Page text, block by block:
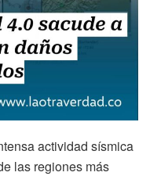
actividad sísmica
las regiones más